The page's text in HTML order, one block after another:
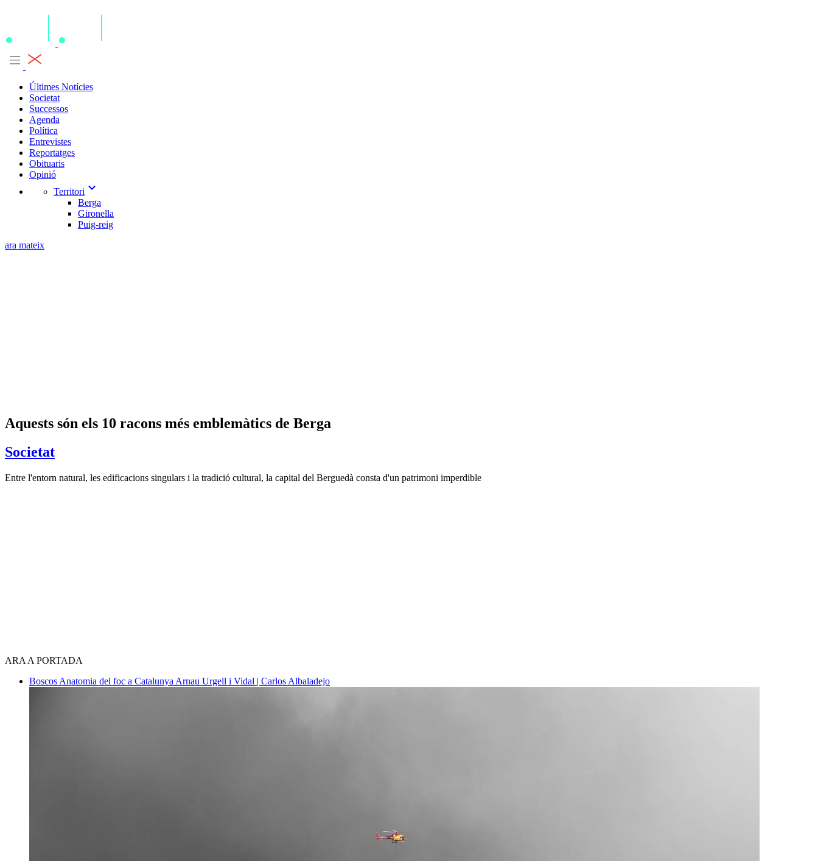
Últimes Notícies
Societat
Successos
Agenda
Política
Entrevistes
Reportatges
Obituaris
Opinió
Territori expand_more
Berga
Gironella
Puig-reig
ara mateix
Aquests són els 10 racons més emblemàtics de Berga
Societat
Entre l'entorn natural, les edificacions singulars i la tradició cultural, la capital del Berguedà consta d'un patrimoni imperdible
ARA A PORTADA
Boscos Anatomia del foc a Catalunya Arnau Urgell i Vidal | Carlos Albaladejo